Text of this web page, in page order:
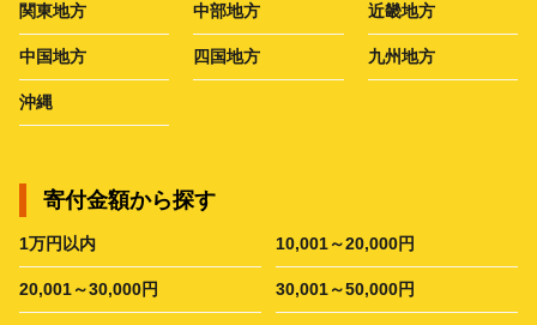
関東地方 中部地方 近畿地方
中国地方 四国地方 九州地方
沖縄
寄付金額から探す
1万円以内 10,001～20,000円
20,001～30,000円 30,001～50,000円